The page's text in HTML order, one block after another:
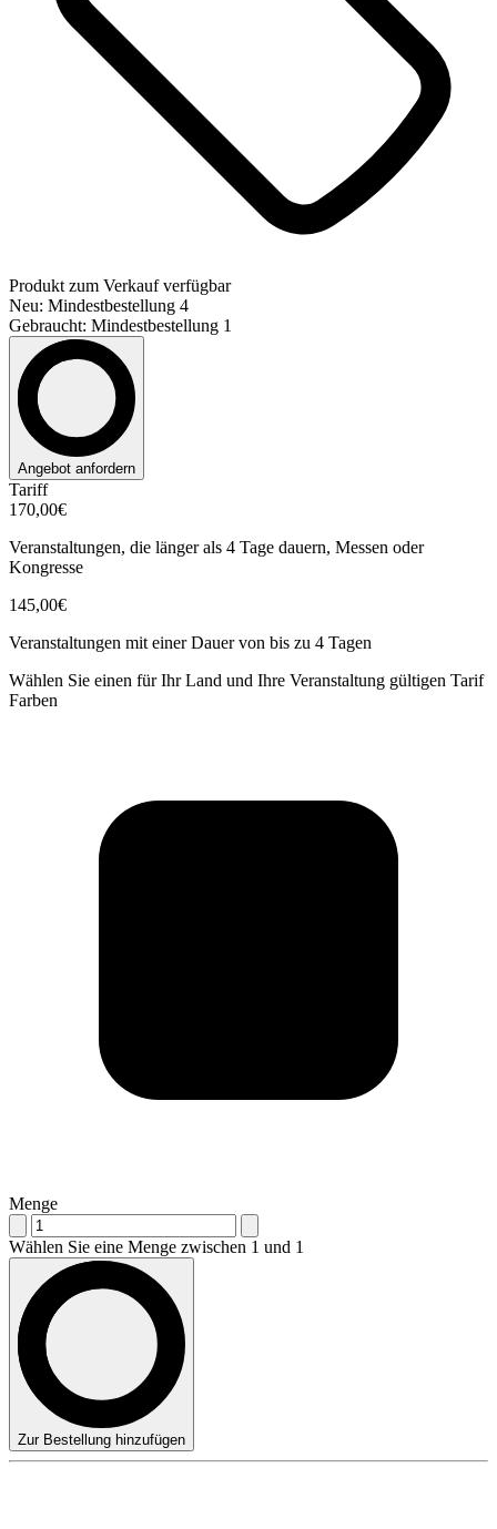
Produkt zum Verkauf verfügbar
Neu: Mindestbestellung 4
Gebraucht: Mindestbestellung 1
Angebot anfordern
Tariff
170,00€
Veranstaltungen, die länger als 4 Tage dauern, Messen oder
Kongresse
145,00€
Veranstaltungen mit einer Dauer von bis zu 4 Tagen
Wählen Sie einen für Ihr Land und Ihre Veranstaltung gültigen Tarif
Farben
Menge
Wählen Sie eine Menge zwischen 1 und 1
Zur Bestellung hinzufügen